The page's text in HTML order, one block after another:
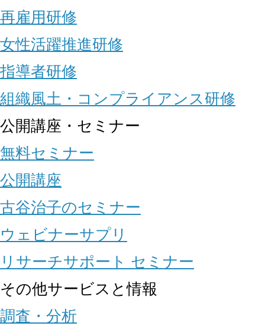
再雇用研修
女性活躍推進研修
指導者研修
組織風土・コンプライアンス研修
公開講座・セミナー
無料セミナー
公開講座
古谷治子のセミナー
ウェビナーサプリ
リサーチサポート セミナー
その他サービスと情報
調査・分析